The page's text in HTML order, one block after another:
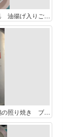
4月12日 麦ご飯 アシドミルク 鶏そぼろ丼の具 油揚げ入りごま和え 具だくさん味噌汁
4月16日 食パン 牛乳 マーマレードジャム 鶏の照り焼き ブロッコリーときのこのサラダ かぼちゃと豆のシチュー